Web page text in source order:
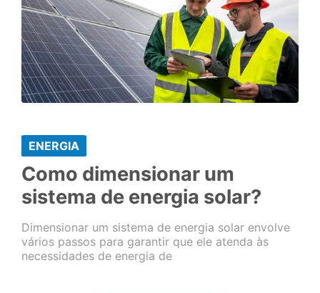
ENERGIA
Como dimensionar um
sistema de energia solar?
Dimensionar um sistema de energia solar envolve
vários passos para garantir que ele atenda às
necessidades de energia de